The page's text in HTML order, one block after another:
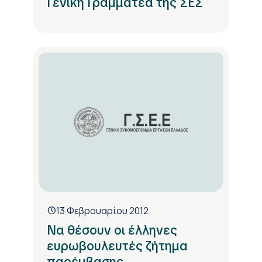
13 Φεβρουαρίου 2012
Να θέσουν οι έλληνες
ευρωβουλευτές ζήτημα